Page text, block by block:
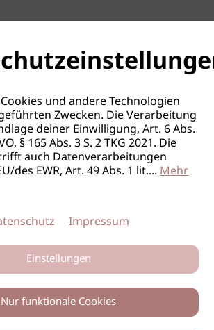
und andere Technologien
Zwecken. Die Verarbeitung
deiner Einwilligung, Art. 6 Abs.
§ 165 Abs. 3 S. 2 TKG 2021. Die
auch Datenverarbeitungen
des EWR, Art. 49 Abs. 1 lit....Mehr
Impressum
Einstellungen
Nur funktionale Cookies